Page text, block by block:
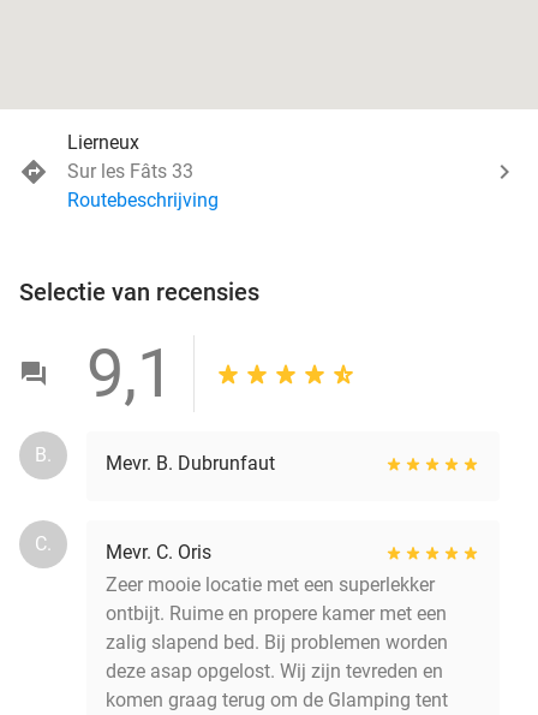
Lierneux
Sur les Fâts 33
Routebeschrijving
Selectie van recensies
9,1
B. Mevr. B. Dubrunfaut
C.
Mevr. C. Oris
Zeer mooie locatie met een superlekker
ontbijt. Ruime en propere kamer met een
zalig slapend bed. Bij problemen worden
deze asap opgelost. Wij zijn tevreden en
komen graag terug om de Glamping tent